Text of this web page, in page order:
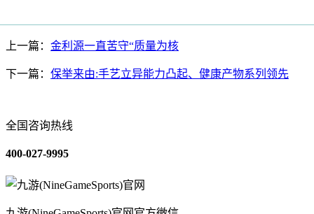
上一篇： 金利源一直苦守“质量为核
下一篇： 保举来由:手艺立异能力凸起、健康产物系列领先
全国咨询热线
400-027-9995